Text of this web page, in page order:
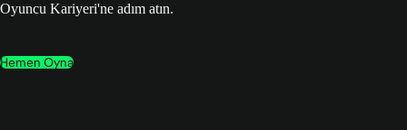
Oyuncu Kariyeri'ne adım atın.
Hemen Oyna